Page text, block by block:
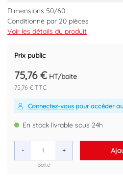
Dimensions 50/60
Conditionné par 20 pièces
Tous gaz, vapeur, hydrocarbure
Code EAN : 3383958485004
Voir les détails du produit
Prix public
75,76 € HT/boite
75,76 € TTC
Connectez-vous pour accéder
En stock livrable sous 24h
- +
Boite